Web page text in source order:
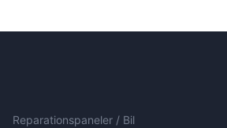
Reparationspaneler / Bil